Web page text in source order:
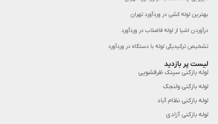
بهترین لوله کشی در وردآورد تهران
درآوردن اشیا از لوله فاضلاب در وردآورد
تشخیص ترکیدیگی لوله با دستگاه در وردآورد
لیست پر بازدید
لوله بازکنی سینک ظرفشویی
لوله بازکنی ولنجک
لوله بازکنی نظام آباد
لوله بازکنی آزادی